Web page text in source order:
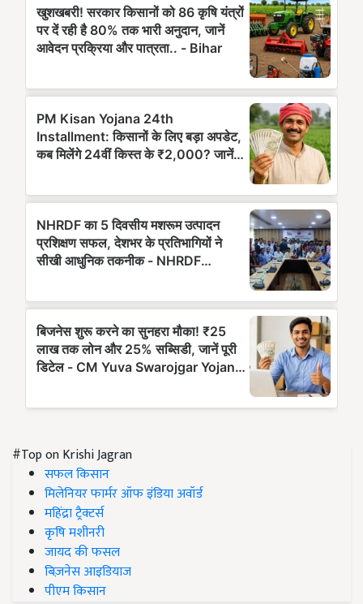
#Top on Krishi Jagran
सफल किसान
मिलेनियर फार्मर ऑफ इंडिया अवॉर्ड
महिंद्रा ट्रैक्टर्स
कृषि मशीनरी
जायद की फसल
बिज़नेस आइडियाज
पीएम किसान